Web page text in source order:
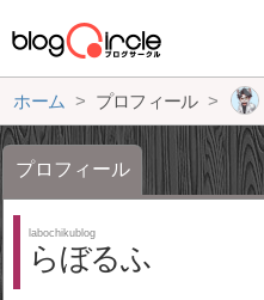
ホーム プロフィール
プロフィール
labochikublog
らぼるふ